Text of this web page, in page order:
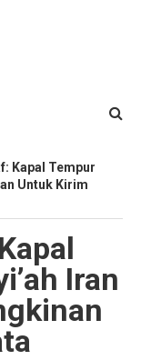
Kapal Tempur
Untuk Kirim
Iran